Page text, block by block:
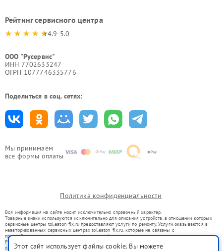
Мы принимаем
все формы оплаты
Рейтинг сервисного центра
4.9-5.0
ООО "Русервис"
ИНН 7702633247
ОГРН 1077746335776
Поделиться в соц. сетях:
Политика конфиденциальности
Вся информация на сайте носит исключительно справочный характер.
Товарные знаки используются исключительно для описания устройств, в отношении которых
сервисные центры tol.eaton-fix.ru предоставляют услуги по ремонту. Услуги оказываются в
неавторизованных сервисных центрах tol.eaton-fix.ru, которые не связаны с
правообладателями товарных знаков или их официальными представителями.
Ремонт осуществляется для устройств, уже введенных в гражданский оборот в соответствии
со статьей 1487 ГК РФ.
Этот сайт использует файлы cookie. Вы можете